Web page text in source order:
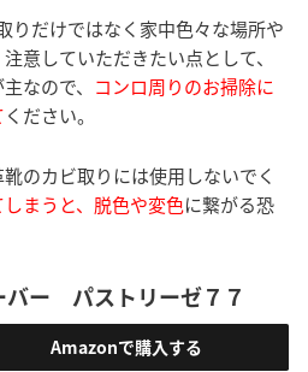
りだけではなく家中色々な場所や
意していただきたい点として、
なので、 コンロ周りのお掃除に
ください。
のカビ取りには使用しないでく
まうと、脱色や変色に繋がる恐
バー パストリーゼ７７
Amazonで購入する